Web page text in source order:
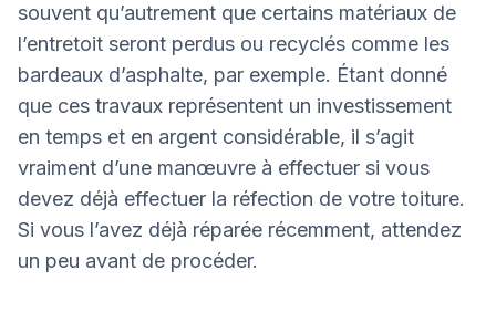
souvent qu’autrement que certains matériaux de
l’entretoit seront perdus ou recyclés comme les
bardeaux d’asphalte, par exemple. Étant donné
que ces travaux représentent un investissement
en temps et en argent considérable, il s’agit
vraiment d’une manœuvre à effectuer si vous
devez déjà effectuer la réfection de votre toiture.
Si vous l’avez déjà réparée récemment, attendez
un peu avant de procéder.